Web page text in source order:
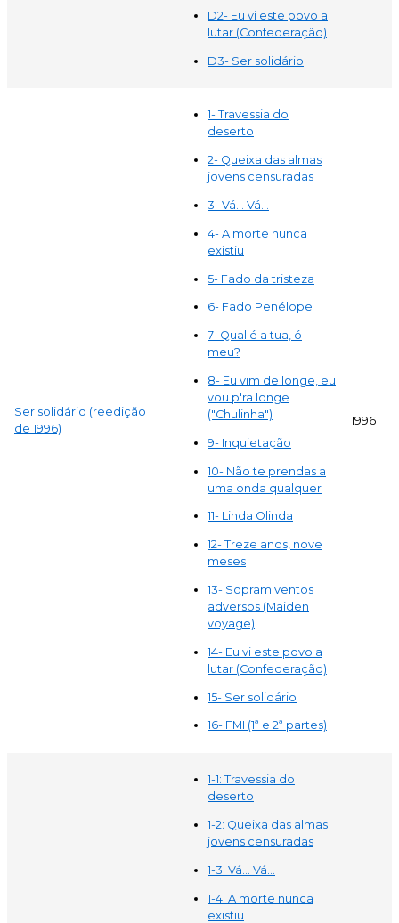
D2- Eu vi este povo a
lutar (Confederação)
D3- Ser solidário
Ser solidário (reedição
de 1996)
1- Travessia do
deserto
2- Queixa das almas
jovens censuradas
3- Vá... Vá...
4- A morte nunca
existiu
5- Fado da tristeza
6- Fado Penélope
7- Qual é a tua, ó
meu?
8- Eu vim de longe, eu
vou p'ra longe
("Chulinha")
9- Inquietação
10- Não te prendas a
uma onda qualquer
11- Linda Olinda
12- Treze anos, nove
meses
13- Sopram ventos
adversos (Maiden
voyage)
14- Eu vi este povo a
lutar (Confederação)
15- Ser solidário
16- FMI (1ª e 2ª partes)
1996
1-1: Travessia do
deserto
1-2: Queixa das almas
jovens censuradas
1-3: Vá... Vá...
1-4: A morte nunca
existiu